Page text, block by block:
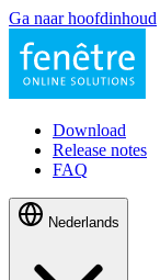
Ga naar hoofdinhoud
Download
Release notes
FAQ
Nederlands